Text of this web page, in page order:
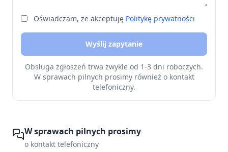
Oświadczam, że akceptuję Politykę prywatności
Wyślij zapytanie
Obsługa zgłoszeń trwa zwykle od 1-3 dni roboczych.
W sprawach pilnych prosimy również o kontakt
telefoniczny.
W sprawach pilnych prosimy
o kontakt telefoniczny